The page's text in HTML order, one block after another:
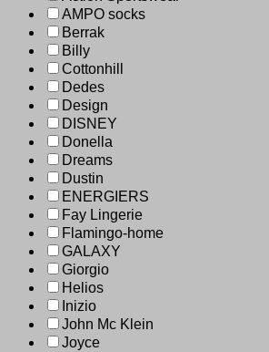
AMPO socks
Berrak
Billy
Cottonhill
Dedes
Design
DISNEY
Donella
Dreams
Dustin
ENERGIERS
Fay Lingerie
Flamingo-home
GALAXY
Giorgio
Helios
Inizio
John Mc Klein
Joyce